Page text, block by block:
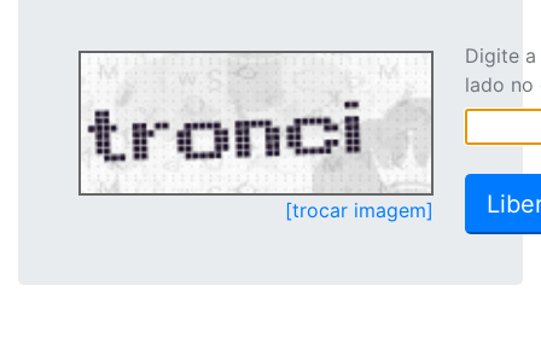
[trocar imagem]
Digite
lado no